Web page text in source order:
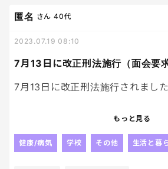
7月13日に改正刑法施行（面会要
匿名 さん 40代
2023.07.19 08:10
7月13日に改正刑法施行されました
SNSなどで大人が16歳未満の子ど
り、その画像を第三者に提供する
もっと見る
健康/病気 学校 その他 生活と暮